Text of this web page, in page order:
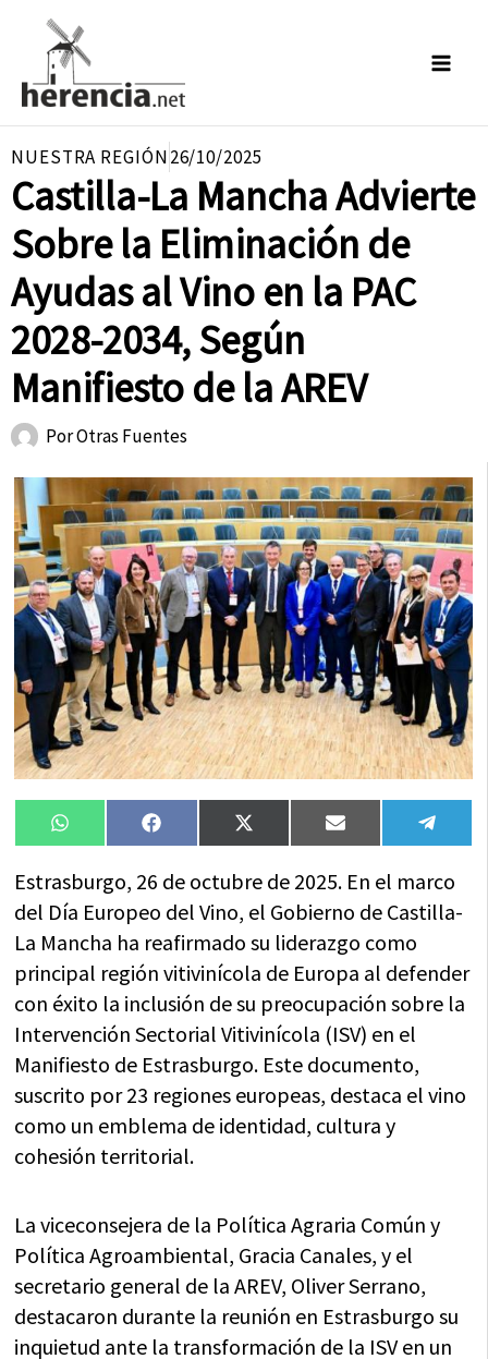
contenido
NUESTRA REGIÓN26/10/2025
Castilla-La Mancha Advierte
Sobre la Eliminación de
Ayudas al Vino en la PAC
2028-2034, Según
Manifiesto de la AREV
PorOtras Fuentes
Compartir
en
WhatsAppCompartir
en
FacebookCompartir
en
X
(Twitter)
Compartir
en
Email
en
Estrasburgo, 26 de octubre de 2025. En el marco
del Día Europeo del Vino, el Gobierno de Castilla-
La Mancha ha reafirmado su liderazgo como
principal región vitivinícola de Europa al defender
con éxito la inclusión de su preocupación sobre la
Intervención Sectorial Vitivinícola (ISV) en el
Manifiesto de Estrasburgo. Este documento,
suscrito por 23 regiones europeas, destaca el vino
como un emblema de identidad, cultura y
cohesión territorial.
La viceconsejera de la Política Agraria Común y
Política Agroambiental, Gracia Canales, y el
secretario general de la AREV, Oliver Serrano,
destacaron durante la reunión en Estrasburgo su
inquietud ante la transformación de la ISV en un